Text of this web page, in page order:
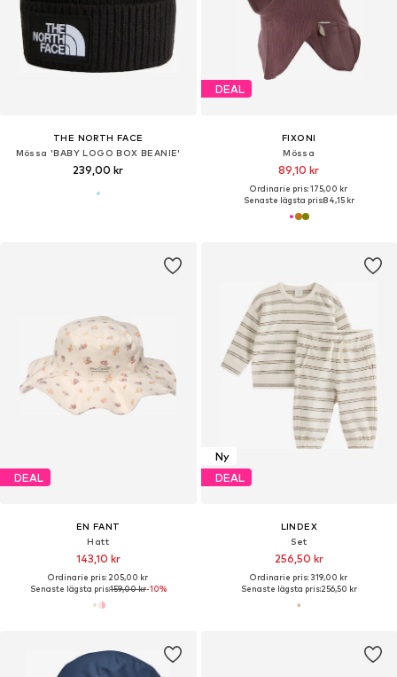
THE NORTH FACE
Mössa 'BABY LOGO BOX BEANIE'
239,00 kr
DEAL
FIXONI
Mössa
89,10 kr
Ordinarie pris: 175,00 kr
Senaste lägsta pris:84,15 kr
DEAL
EN FANT
Hatt
143,10 kr
Ordinarie pris: 205,00 kr
Senaste lägsta pris:159,00 kr-10%
Ny
DEAL
LINDEX
Set
256,50 kr
Ordinarie pris: 319,00 kr
Senaste lägsta pris:256,50 kr